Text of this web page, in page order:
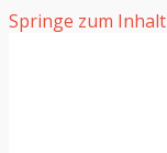
Springe zum Inhalt